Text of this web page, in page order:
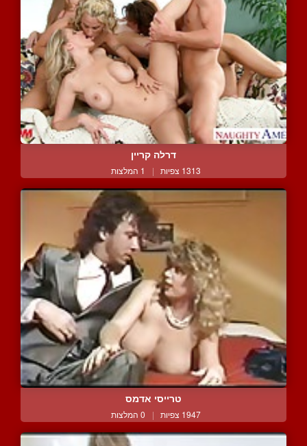
דרלה קריין
1313 צפיות | 1 המלצות
טרייסי אדמס
1947 צפיות | 0 המלצות